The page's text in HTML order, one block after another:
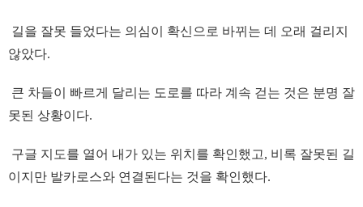
길을 잘못 들었다는 의심이 확신으로 바뀌는 데 오래 걸리지
않았다.
큰 차들이 빠르게 달리는 도로를 따라 계속 걷는 것은 분명 잘
못된 상황이다.
구글 지도를 열어 내가 있는 위치를 확인했고, 비록 잘못된 길
이지만 발카로스와 연결된다는 것을 확인했다.